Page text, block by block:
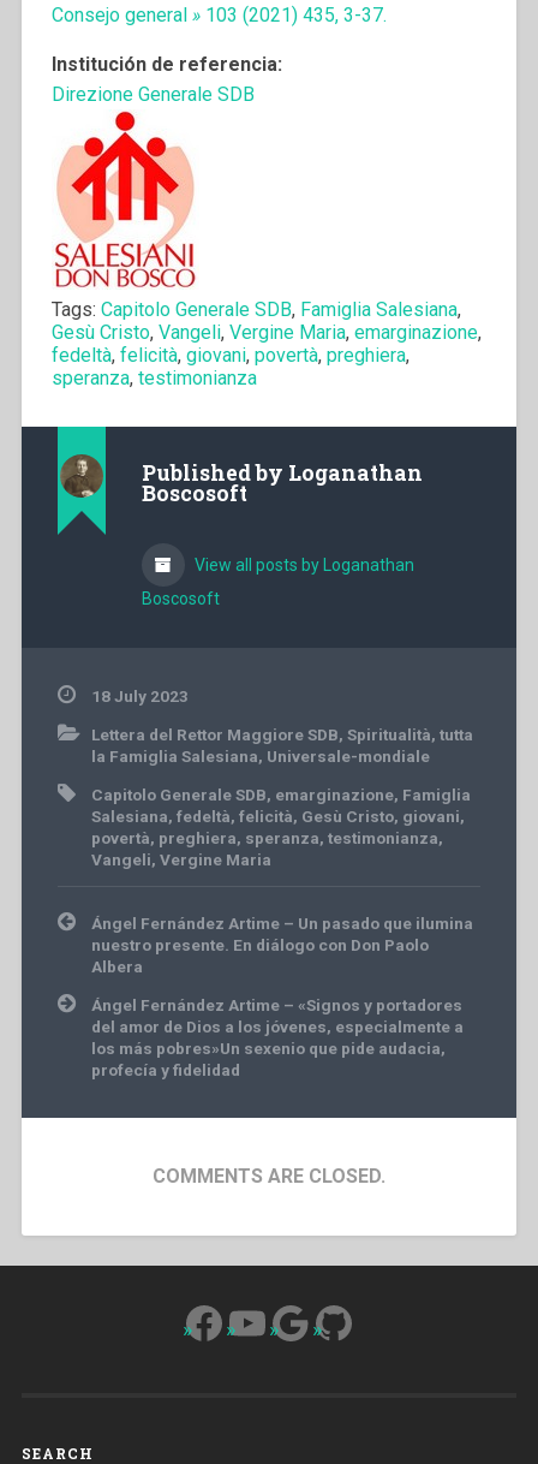
Consejo general » 103 (2021) 435, 3-37.
Institución de referencia:
Direzione Generale SDB
Tags: Capitolo Generale SDB, Famiglia Salesiana,
Gesù Cristo, Vangeli, Vergine Maria, emarginazione,
fedeltà, felicità, giovani, povertà, preghiera,
speranza, testimonianza
Published by Loganathan
Boscosoft
View all posts by Loganathan
Boscosoft
18 July 2023
Lettera del Rettor Maggiore SDB, Spiritualità, tutta
la Famiglia Salesiana, Universale-mondiale
Capitolo Generale SDB, emarginazione, Famiglia
Salesiana, fedeltà, felicità, Gesù Cristo, giovani,
povertà, preghiera, speranza, testimonianza,
Vangeli, Vergine Maria
Post
navigation
Ángel Fernández Artime – Un pasado que ilumina
nuestro presente. En diálogo con Don Paolo
Albera
Ángel Fernández Artime – «Signos y portadores
del amor de Dios a los jóvenes, especialmente a
los más pobres»Un sexenio que pide audacia,
profecía y fidelidad
COMMENTS ARE CLOSED.
Facebook
YouTube
Google
GitHub
SEARCH